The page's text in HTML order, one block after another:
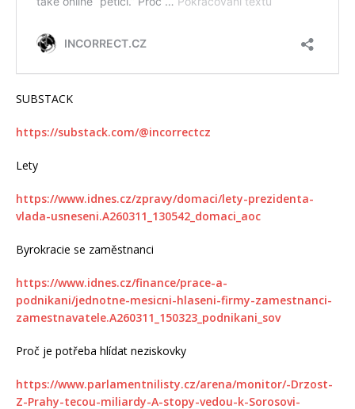
SUBSTACK
https://substack.com/@incorrectcz
Lety
https://www.idnes.cz/zpravy/domaci/lety-prezidenta-
vlada-usneseni.A260311_130542_domaci_aoc
Byrokracie se zaměstnanci
https://www.idnes.cz/finance/prace-a-
podnikani/jednotne-mesicni-hlaseni-firmy-zamestnanci-
zamestnavatele.A260311_150323_podnikani_sov
Proč je potřeba hlídat neziskovky
https://www.parlamentnilisty.cz/arena/monitor/-Drzost-
Z-Prahy-tecou-miliardy-A-stopy-vedou-k-Sorosovi-